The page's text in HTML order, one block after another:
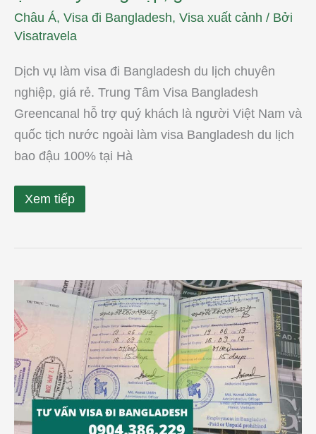
Châu Á, Visa đi Bangladesh, Visa xuất cảnh / Bởi
Visatravela
Dịch vụ làm visa đi Bangladesh du lịch chuyên
nghiệp, giá rẻ. Trung Tâm Visa Bangladesh
Greencanal hỗ trợ quý khách là người Việt Nam và
quốc tịch nước ngoài làm visa Bangladesh du lịch
bao đậu 100% tại Hà
Xem tiếp
Dịch
vụ
visa
Bangladesh
bao
đậu
trọn
gói
tại
Trà
Vinh